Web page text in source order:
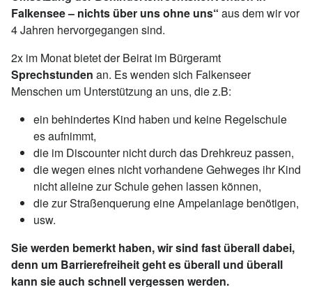
Falkensee – nichts über uns ohne uns“ aus dem wir vor
4 Jahren hervorgegangen sind.
2x im Monat bietet der Beirat im Bürgeramt
Sprechstunden an. Es wenden sich Falkenseer
Menschen um Unterstützung an uns, die z.B:
ein behindertes Kind haben und keine Regelschule
es aufnimmt,
die im Discounter nicht durch das Drehkreuz passen,
die wegen eines nicht vorhandene Gehweges ihr Kind
nicht alleine zur Schule gehen lassen können,
die zur Straßenquerung eine Ampelanlage benötigen,
usw.
Sie werden bemerkt haben, wir sind fast überall dabei,
denn um Barrierefreiheit geht es überall und überall
kann sie auch schnell vergessen werden.